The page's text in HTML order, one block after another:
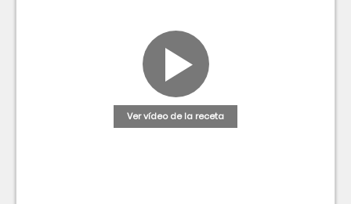
Ver vídeo de la receta